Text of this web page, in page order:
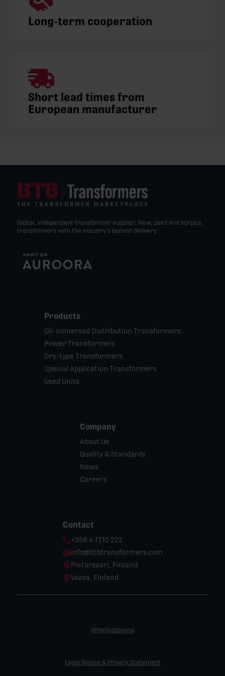
Long-term cooperation
Short lead times from
European manufacturer
Global, independent transformer supplier. New, used and surplus
transformers with the industry’s fastest delivery.
Products
Oil-immersed Distribution Transformers
Power Transformers
Dry-type Transformers
Special Application Transformers
Used Units
Company
About Us
Quality & Standards
News
Careers
Contact
Phone:
+358 6 7210 222
Email:
info@btbtransformers.com
Location:
Pietarsaari, Finland
Location:
Vaasa, Finland
Whistleblowing
Legal Notice & Privacy Statement